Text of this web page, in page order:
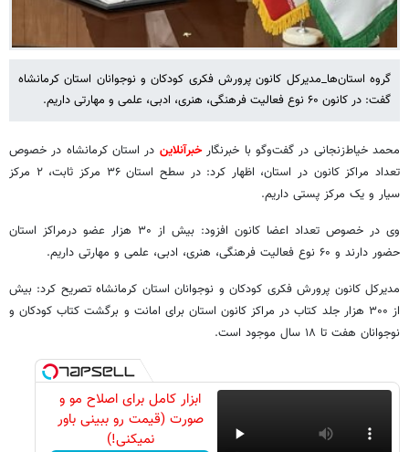
گروه استان‌ها_مدیرکل کانون پرورش فکری کودکان و نوجوانان استان کرمانشاه
گفت: در کانون ۶۰ نوع فعالیت فرهنگی، هنری، ادبی، علمی و مهارتی داریم.
محمد خیاط‌زنجانی در گفت‌وگو با خبرنگارخبرآنلاین در استان کرمانشاه در خصوص
تعداد مراکز کانون در استان، اظهار کرد: در سطح استان ۳۶ مرکز ثابت، ۲ مرکز
سیار و یک مرکز پستی داریم.
وی در خصوص تعداد اعضا کانون افزود: بیش از ۳۰ هزار عضو درمراکز استان
حضور دارند و ۶۰ نوع فعالیت فرهنگی، هنری، ادبی، علمی و مهارتی داریم.
مدیرکل کانون پرورش فکری کودکان و نوجوانان استان کرمانشاه تصریح کرد: بیش
از ۳۰۰ هزار جلد کتاب در مراکز کانون استان برای امانت و برگشت کتاب کودکان و
نوجوانان هفت تا ۱۸ سال موجود است.
ابزار کامل برای اصلاح مو و
صورت (قیمت رو ببینی باور
نمیکنی!)